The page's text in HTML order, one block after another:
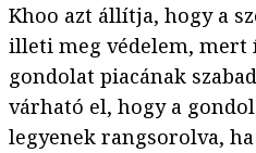
Khoo azt állítja, hogy a
illeti meg védelem, mert
gondolat piacának
várható el, hogy a
legyenek rangsorolva,